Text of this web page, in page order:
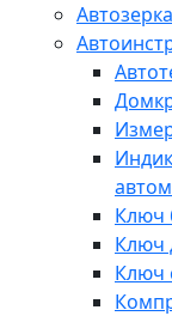
Ключ
Ключ
Ключ